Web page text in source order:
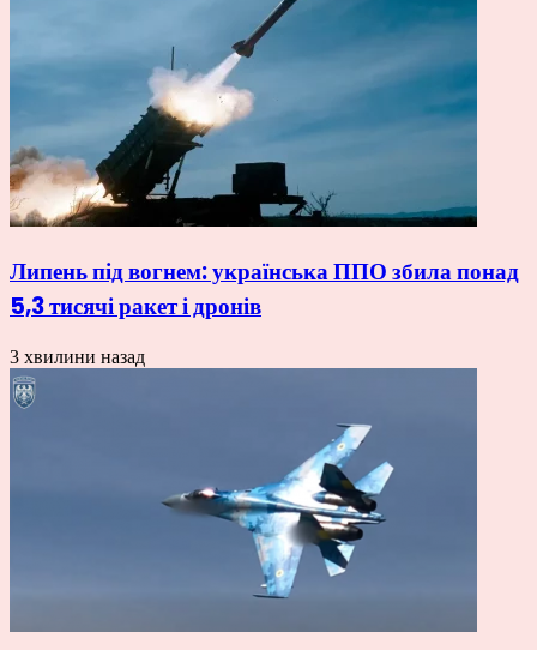
Липень під вогнем: українська ППО збила понад
5,3 тисячі ракет і дронів
3 хвилини назад